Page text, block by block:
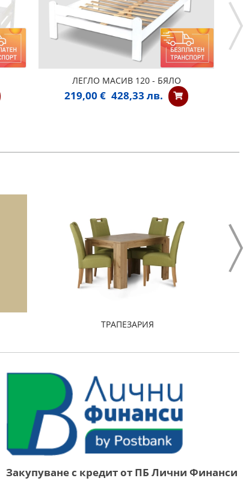
ЛЕГЛО МАСИВ 120 - БЯЛО
219,00 € 428,33 лв.
ТРАПЕЗАРИЯ
Закупуване с кредит от ПБ Лични Финанси